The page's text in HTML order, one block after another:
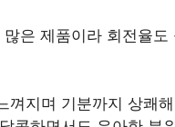
은 제품이라 회전율도
껴지며 기분까지 상쾌